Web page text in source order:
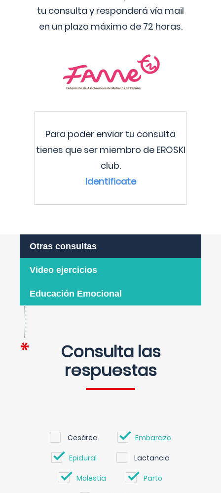
tu consulta y responderá vía mail
en un plazo máximo de 72 horas.
Para poder enviar tu consulta
tienes que ser miembro de EROSKI
club.
Identificate
Otras consultas
Video ejercicios
Educación Emocional
Consulta las
respuestas
Cesárea Embarazo
Epidural Lactancia
Molestia Parto